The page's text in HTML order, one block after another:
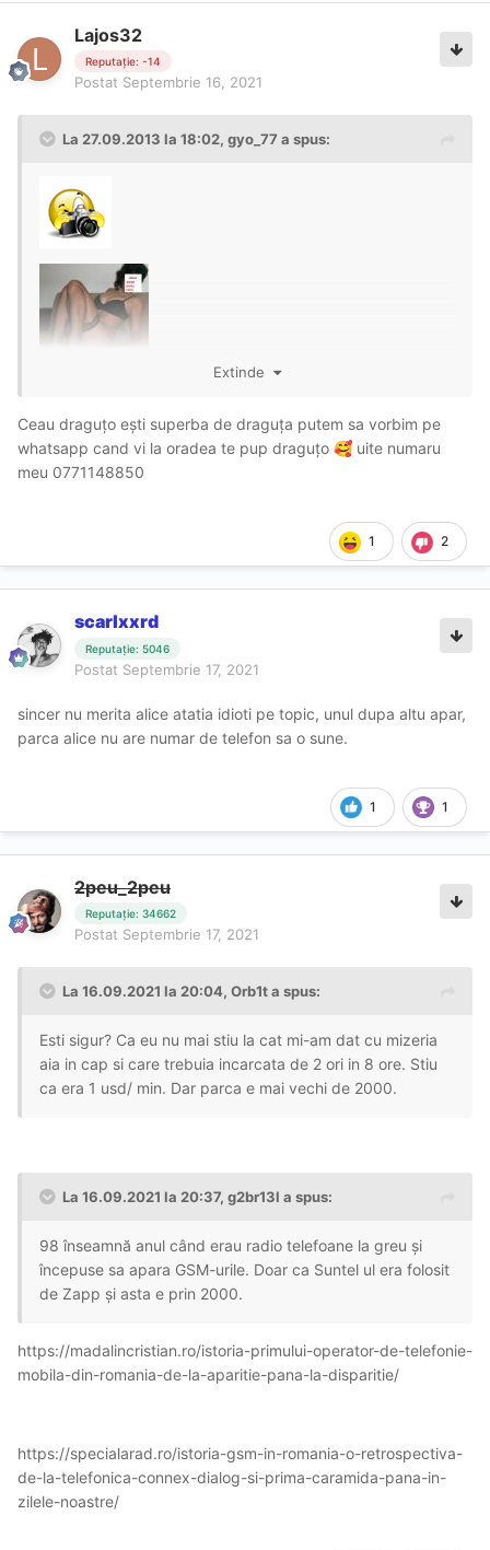
Lajos32
Reputație: -14
Postat Septembrie 16, 2021
La 27.09.2013 la 18:02, gyo_77 a spus:
Extinde
Ceau draguțo ești superba de draguța putem sa vorbim pe
whatsapp cand vi la oradea te pup draguțo 🥰 uite numaru
meu 0771148850
1 2
scarlxxrd
Reputație: 5046
Postat Septembrie 17, 2021
sincer nu merita alice atatia idioti pe topic, unul dupa altu apar,
parca alice nu are numar de telefon sa o sune.
1 1
2peu_2peu
Reputație: 34662
Postat Septembrie 17, 2021
La 16.09.2021 la 20:04, Orb1ta spus:
Esti sigur? Ca eu nu mai stiu la cat mi-am dat cu mizeria
aia in cap si care trebuia incarcata de 2 ori in 8 ore. Stiu
ca era 1 usd/ min. Dar parca e mai vechi de 2000.
La 16.09.2021 la 20:37, g2br13l a spus:
98 înseamnă anul când erau radio telefoane la greu și
începuse sa apara GSM-urile. Doar ca Suntel ul era folosit
de Zapp și asta e prin 2000.
https://madalincristian.ro/istoria-primului-operator-de-telefonie-
mobila-din-romania-de-la-aparitie-pana-la-disparitie/
https://specialarad.ro/istoria-gsm-in-romania-o-retrospectiva-
de-la-telefonica-connex-dialog-si-prima-caramida-pana-in-
zilele-noastre/